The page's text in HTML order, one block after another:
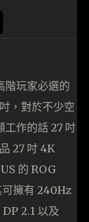
階玩家必選的
，對於不少空
工作的話 27 吋
27 吋 4K
的 ROG
擁有 240Hz
2.1 以及